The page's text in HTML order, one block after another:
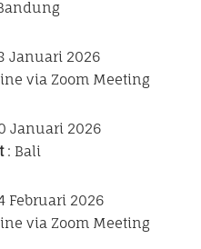
Januari 2026
via Zoom Meeting
Januari 2026
: Bali
Februari 2026
via Zoom Meeting